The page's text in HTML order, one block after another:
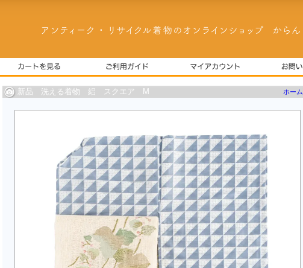
新品 洗える着物 絽 スクエア M ホーム